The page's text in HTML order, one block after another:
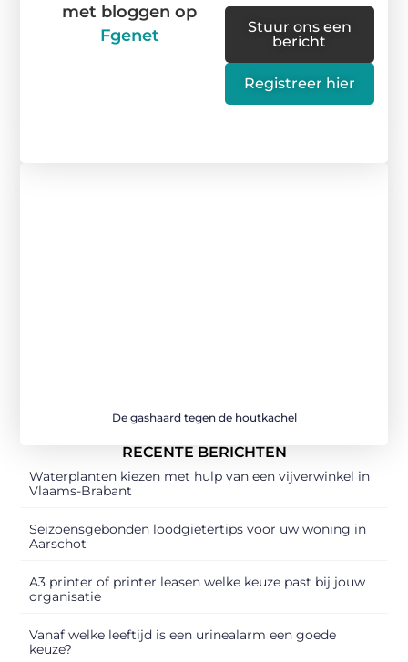
De gashaard tegen de houtkachel
RECENTE BERICHTEN
Waterplanten kiezen met hulp van een vijverwinkel in
Vlaams-Brabant
Seizoensgebonden loodgietertips voor uw woning in
Aarschot
A3 printer of printer leasen welke keuze past bij jouw
organisatie
Vanaf welke leeftijd is een urinealarm een goede
keuze?
met bloggen op
Fgenet
Stuur ons een
bericht
Registreer hier